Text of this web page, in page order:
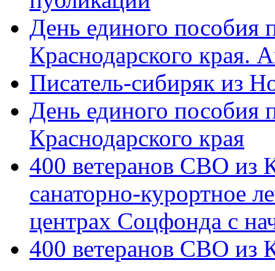
День единого пособия
Краснодарского края.
Писатель-сибиряк из
День единого пособия
Краснодарского края
400 ветеранов СВО из
санаторно-курортное
центрах Соцфонда с
400 ветеранов СВО из